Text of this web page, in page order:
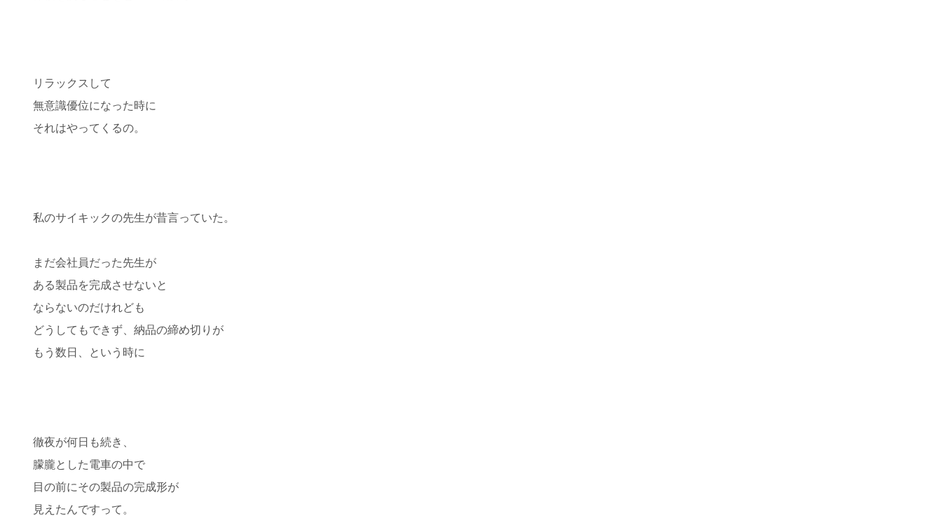
リラックスして
無意識優位になった時に
それはやってくるの。
私のサイキックの先生が昔言っていた。
まだ会社員だった先生が
ある製品を完成させないと
ならないのだけれども
どうしてもできず、納品の締め切りが
もう数日、という時に
徹夜が何日も続き、
朦朧とした電車の中で
目の前にその製品の完成形が
見えたんですって。